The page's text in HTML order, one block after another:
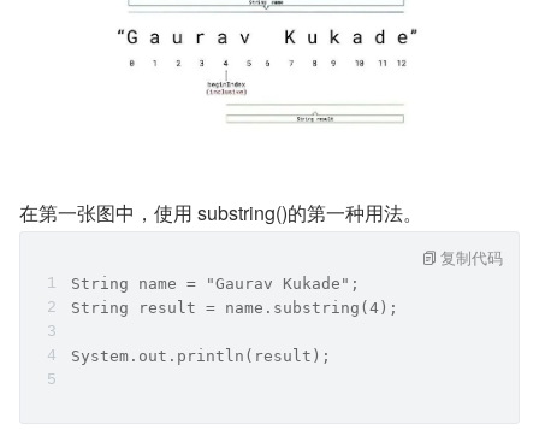
在第一张图中，使用 substring()的第一种用法。
String name = "Gaurav Kukade";
String result = name.substring(4);
System.out.println(result);
复制代码